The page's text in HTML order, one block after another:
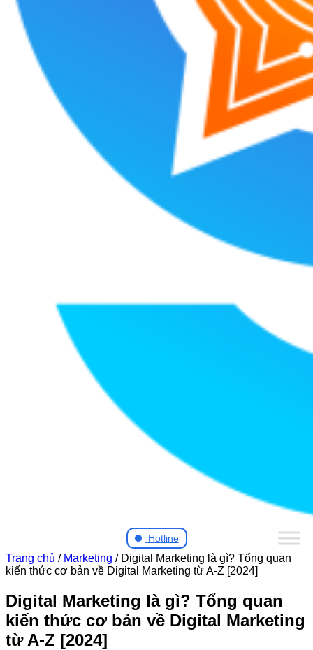
Hotline
Trang chủ / Marketing / Digital Marketing là gì? Tổng quan
kiến thức cơ bản về Digital Marketing từ A-Z [2024]
Digital Marketing là gì? Tổng quan
kiến thức cơ bản về Digital Marketing
từ A-Z [2024]